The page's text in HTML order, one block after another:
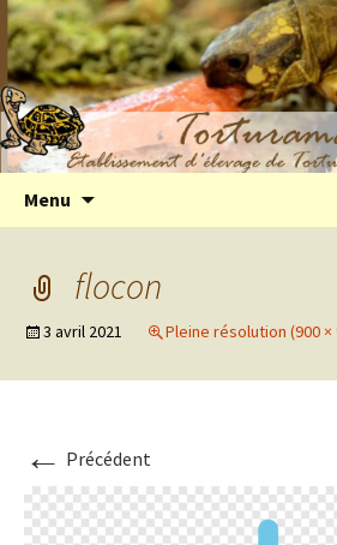
Elevage de tortues terrestres
Hermann
Menu
flocon
3 avril 2021 Pleine résolution (900 ×
← Précédent